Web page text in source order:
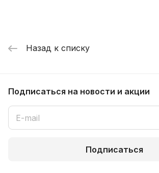
Назад к списку
Подписаться на новости и акции
Подписаться